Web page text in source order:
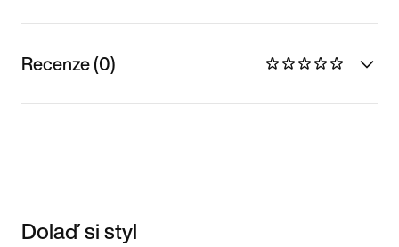
Recenze (0)
Dolaď si styl